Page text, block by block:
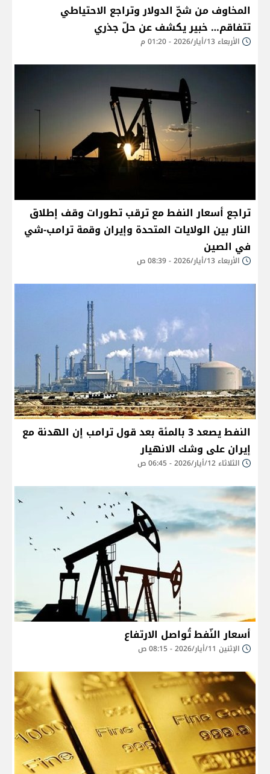
المخاوف من شحّ الدولار وتراجع الاحتياطي
تتفاقم… خبير يكشف عن حلّ جذري
الأربعاء 13/أيار/2026 - 01:20 م
تراجع أسعار النفط مع ترقب تطورات وقف إطلاق
النار بين الولايات المتحدة وإيران وقمة ترامب-شي
في الصين
الأربعاء 13/أيار/2026 - 08:39 ص
النفط يصعد 3 بالمئة بعد قول ترامب إن الهدنة مع
إيران على وشك الانهيار
الثلاثاء 12/أيار/2026 - 06:45 ص
أسعار النّفط تُواصل الارتفاع
الإثنين 11/أيار/2026 - 08:15 ص